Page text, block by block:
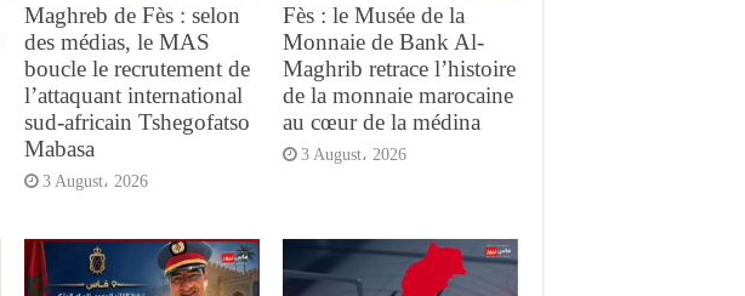
Maghreb de Fès : selon
des médias, le MAS
boucle le recrutement de
l’attaquant international
sud-africain Tshegofatso
Mabasa
3 August، 2026
Fès : le Musée de la
Monnaie de Bank Al-
Maghrib retrace l’histoire
de la monnaie marocaine
au cœur de la médina
3 August، 2026